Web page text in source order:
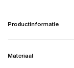
Productinformatie
Materiaal